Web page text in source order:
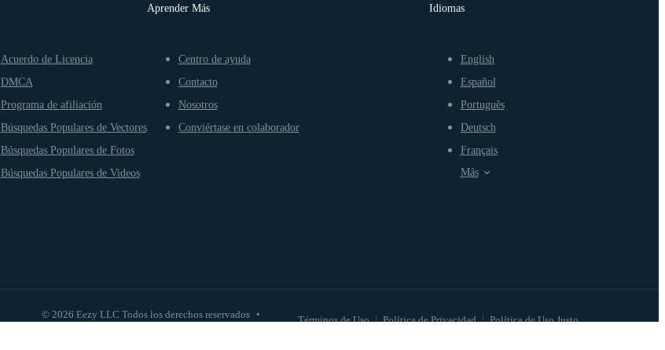
Acuerdo de Licencia
DMCA
Programa de afiliación
Búsquedas Populares de Vectores
Búsquedas Populares de Fotos
Búsquedas Populares de Videos
Aprender Más
Centro de ayuda
Contacto
Nosotros
Conviértase en colaborador
© 2026 Eezy LLC Todos los derechos reservados • Términos de Uso Política de Privacidad Política de Uso Justo
Idiomas
English
Español
Português
Deutsch
Français
Más